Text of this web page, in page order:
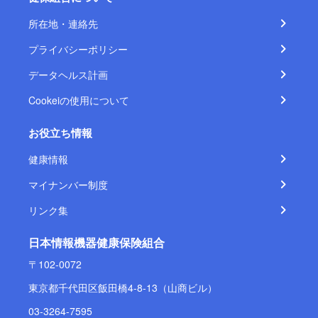
所在地・連絡先
プライバシーポリシー
データヘルス計画
Cookeiの使用について
お役立ち情報
健康情報
マイナンバー制度
リンク集
日本情報機器健康保険組合
〒102-0072
東京都千代田区飯田橋4-8-13（山商ビル）
03-3264-7595